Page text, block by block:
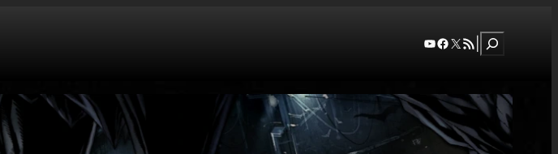
YouTube
Facebook
X RSS FeedSzukaj